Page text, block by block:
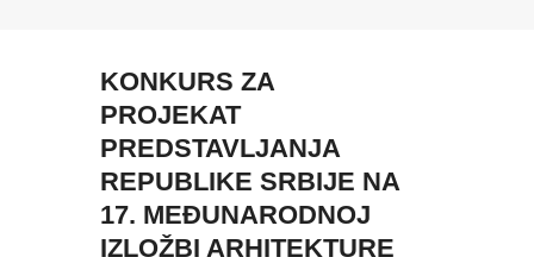
KONKURS ZA
PROJEKAT
PREDSTAVLJANJA
REPUBLIKE SRBIJE NA
17. MEĐUNARODNOJ
IZLOŽBI ARHITEKTURE